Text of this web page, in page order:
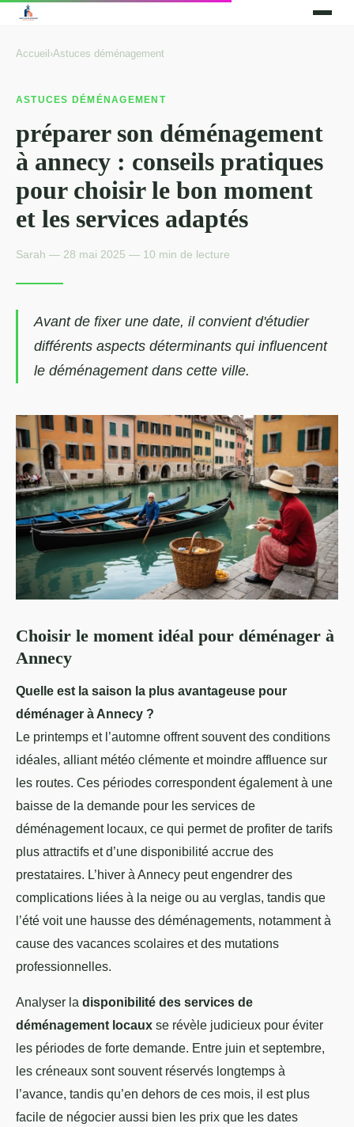
Accueil ›Astuces déménagement
ASTUCES DÉMÉNAGEMENT
préparer son déménagement
à annecy : conseils pratiques
pour choisir le bon moment
et les services adaptés
Sarah — 28 mai 2025 — 10 min de lecture
Avant de fixer une date, il convient d'étudier
différents aspects déterminants qui influencent
le déménagement dans cette ville.
Choisir le moment idéal pour déménager à
Annecy
Quelle est la saison la plus avantageuse pour
déménager à Annecy ?
Le printemps et l’automne offrent souvent des conditions
idéales, alliant météo clémente et moindre affluence sur
les routes. Ces périodes correspondent également à une
baisse de la demande pour les services de
déménagement locaux, ce qui permet de profiter de tarifs
plus attractifs et d’une disponibilité accrue des
prestataires. L’hiver à Annecy peut engendrer des
complications liées à la neige ou au verglas, tandis que
l’été voit une hausse des déménagements, notamment à
cause des vacances scolaires et des mutations
professionnelles.
Analyser la disponibilité des services de
déménagement locaux se révèle judicieux pour éviter
les périodes de forte demande. Entre juin et septembre,
les créneaux sont souvent réservés longtemps à
l’avance, tandis qu’en dehors de ces mois, il est plus
facile de négocier aussi bien les prix que les dates